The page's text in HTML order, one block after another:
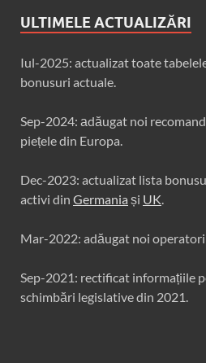
ULTIMELE ACTUALIZĂRI
Iul-2025: actualizat toate
bonusuri actuale.
Sep-2024: аdăugat noi
piețele din Europa.
Dec-2023: actualizat lista
activi din Germania și UK.
Mar-2022: adăugat noi
Sep-2021: rectificat informațiile
schimbări legislative din 2021.